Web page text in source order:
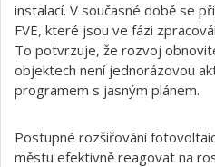
instalací. V současné době se
FVE, které jsou ve fázi
To potvrzuje, že rozvoj
objektech není jednorázovou
programem s jasným plánem.
Postupné rozšiřování
městu efektivně reagovat na